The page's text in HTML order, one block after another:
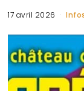
17 avril 2026